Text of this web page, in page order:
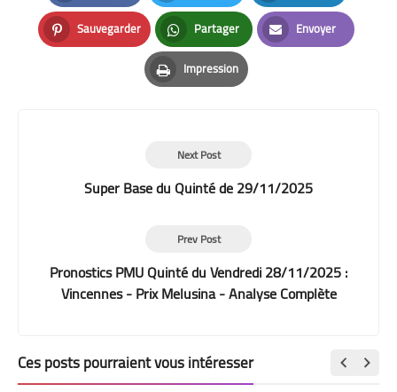
Facebook Twitter LinkedIn
Sauvegarder
Pinterest
Partager
Whatsapp
Envoyer
Email
Impression
Print
Next Post
Super Base du Quinté de 29/11/2025
Prev Post
Pronostics PMU Quinté du Vendredi 28/11/2025 :
Vincennes - Prix Melusina - Analyse Complète
Ces posts pourraient vous intéresser